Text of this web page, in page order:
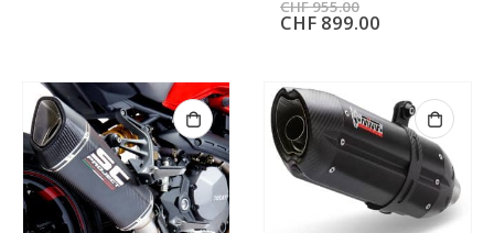
CHF955.00
CHF 899.00